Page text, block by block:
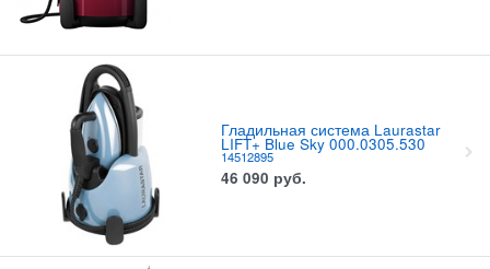
Гладильная система Laurastar
LIFT+ Blue Sky 000.0305.530
14512895
46 090 руб.